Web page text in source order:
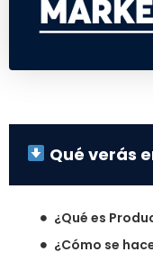
Qué verás
¿Qué es
¿Cómo se